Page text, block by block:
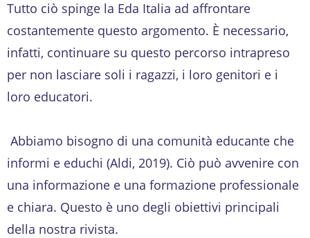
Tutto ciò spinge la Eda Italia ad affrontare
costantemente questo argomento. È necessario,
infatti, continuare su questo percorso intrapreso
per non lasciare soli i ragazzi, i loro genitori e i
loro educatori.
Abbiamo bisogno di una comunità educante che
informi e educhi (Aldi, 2019). Ciò può avvenire con
una informazione e una formazione professionale
e chiara. Questo è uno degli obiettivi principali
della nostra rivista.